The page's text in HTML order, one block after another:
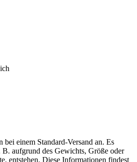
einem Standard-Versand an. Es
aufgrund des Gewichts, Größe oder
entstehen. Diese Informationen findest